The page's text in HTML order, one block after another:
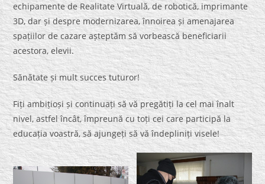
echipamente de Realitate Virtuală, de robotică, imprimante
3D, dar și despre modernizarea, înnoirea și amenajarea
spațiilor de cazare așteptăm să vorbească beneficiarii
acestora, elevii.
Sănătate și mult succes tuturor!
Fiți ambițioși și continuați să vă pregătiți la cel mai înalt
nivel, astfel încât, împreună cu toți cei care participă la
educația voastră, să ajungeți să vă îndepliniți visele!